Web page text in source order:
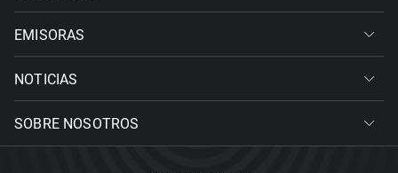
EMISORAS
NOTICIAS
SOBRE NOSOTROS